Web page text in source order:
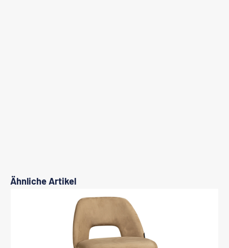
Produktgalerie überspringen
Ähnliche Artikel